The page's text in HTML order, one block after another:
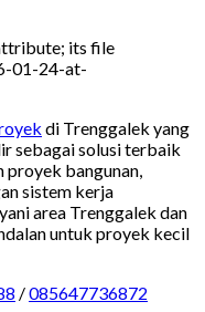
di Trenggalek yang
sebagai solusi terbaik
proyek bangunan,
sistem kerja
area Trenggalek dan
untuk proyek kecil
/085647736872